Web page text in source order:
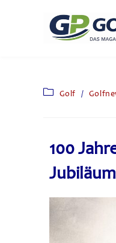
Golf /
100
Jubiläum